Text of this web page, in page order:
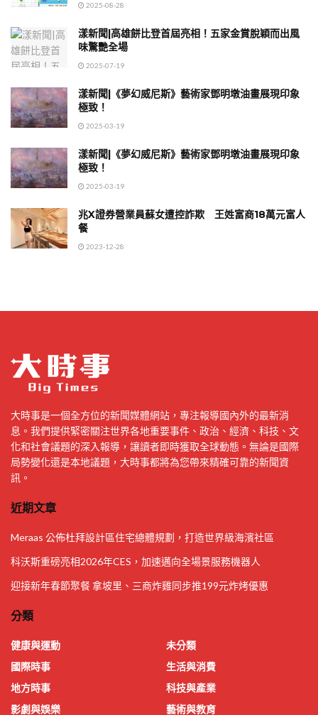
2025-08-28
漾新聞|高雄餅比登首屆亮相！五家金賞脫穎而出風
味驚艷全場
2025-07-19
漾新聞|《夢幻威尼斯》藝術家鄧明墩油畫展現印象
極致！
2025-03-19
漾新聞|《夢幻威尼斯》藝術家鄧明墩油畫展現印象
極致！
2025-03-19
兆X證券營業員蘇女遭控詐欺 王姓富商18萬元富人
餐
2023-12-28
大時事是一個全方位的新聞媒體網站，專注報導國內外的最新消
息。我們提供緊密關注世界各地重要事件、政治、經濟、科技、文
化和社會議題的深入報導，讓讀者即時獲取全球動態。無論是國際
局勢變化還是本地議題，大時事都將為您帶來精確可靠的新聞資
訊。
近期文章
Meraas 公佈杜拜設計區住宅總體規劃，打造世界級海濱社區
科沃斯重磅亮相2026年CES，加速邁向全場景服務機器人
迎接新年春節聚餐 拿坡里、三商炸雞同步推199元炸烤優惠
分類
健康與運動
國際時事
地方時事
影劇與娛樂
未分類
生活與消費
科技與產業
藝術與教育